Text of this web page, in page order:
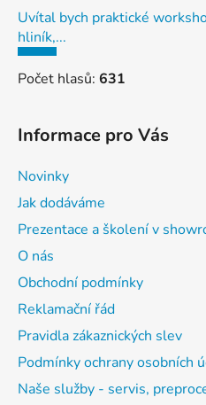
Uvítal bych praktické
hliník,...
Počet hlasů: 631
Informace pro Vás
Novinky
Jak dodáváme
Prezentace a školení v
O nás
Obchodní podmínky
Reklamační řád
Pravidla zákaznických slev
Podmínky ochrany osobních
Naše služby - servis,